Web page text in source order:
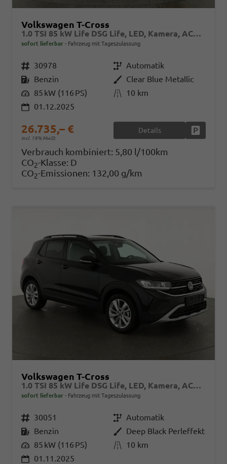
Volkswagen T-Cross
1.0 TSI 85 kW Life DSG Life, LED, Kamera, ACC, Side, Winter, 17-Zoll, 3-J. Garantie
sofort lieferbar Fahrzeug mit Tageszulassung
Fahrzeugnr. 30978 GetriebeAutomatik
Kraftstoff Benzin AußenfarbeClear Blue Metallic
Leistung 85 kW (116 PS) Kilometerstand 10 km
01.12.2025
26.735,– €
incl. 19% MwSt.
Details
Verbrauch kombiniert: 5,80 l/100km
CO2-Klasse: D
CO2-Emissionen: 132,00 g/km
Volkswagen T-Cross
1.0 TSI 85 kW Life DSG Life, LED, Kamera, ACC, Side, Winter, 17-Zoll, 3-J. Garantie
sofort lieferbar Fahrzeug mit Tageszulassung
Fahrzeugnr. 30051 GetriebeAutomatik
Kraftstoff Benzin AußenfarbeDeep Black Perleffekt
Leistung 85 kW (116 PS) Kilometerstand 10 km
01.11.2025